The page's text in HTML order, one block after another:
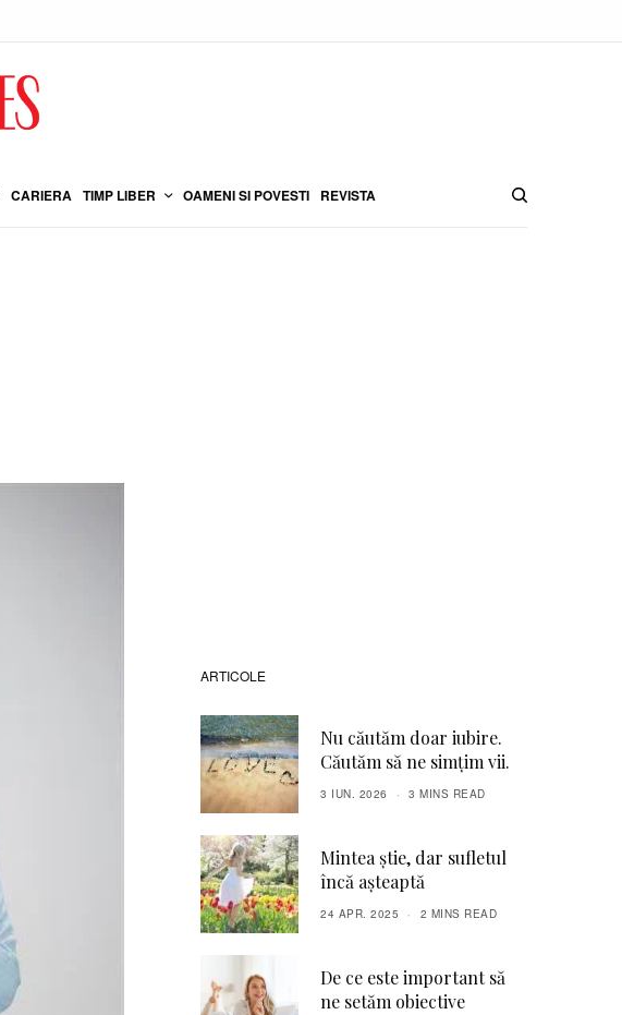
CARIERA TIMP LIBER OAMENI SI POVESTI REVISTA
ARTICOLE
Nu căutăm doar iubire.
Căutăm să ne simţim vii.
3 IUN. 2026 3 MINS READ
Mintea știe, dar sufletul
încă așteaptă
24 APR. 2025 2 MINS READ
De ce este important să
ne setăm obiective